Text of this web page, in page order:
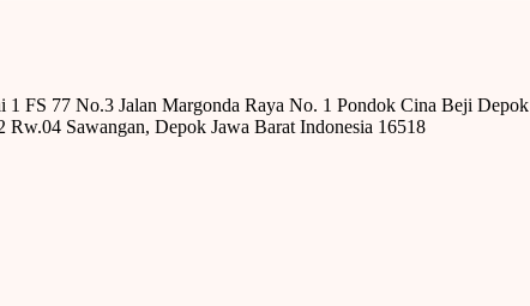
FS 77 No.3 Jalan Margonda Raya No. 1 Pondok Cina Beji Depok
Sawangan, Depok Jawa Barat Indonesia 16518